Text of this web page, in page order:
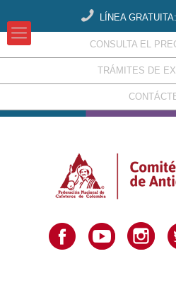
LÍNEA
CONSULTA EL
TRÁMITES DE